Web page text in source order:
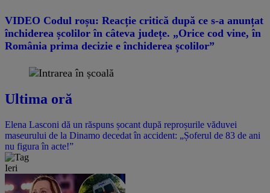
VIDEO Codul roșu: Reacție critică după ce s-a anunțat
închiderea școlilor în câteva județe. „Orice cod vine, în
România prima decizie e închiderea școlilor”
Ultima oră
Elena Lasconi dă un răspuns șocant după reproșurile văduvei
maseurului de la Dinamo decedat în accident: „Șoferul de 83 de ani
nu figura în acte!”
Ieri